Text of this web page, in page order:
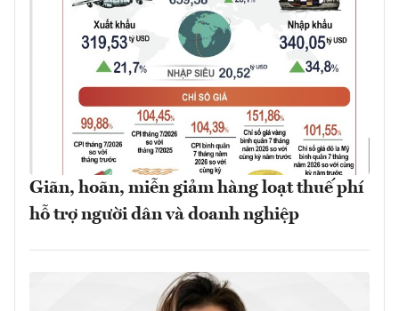
Giãn, hoãn, miễn giảm hàng loạt thuế phí
hỗ trợ người dân và doanh nghiệp